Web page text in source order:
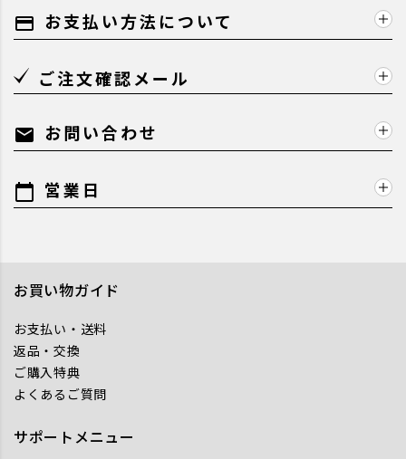
payment お支払い方法について
ご注文確認メール
mail お問い合わせ
calendar_today 営業日
お買い物ガイド
お支払い・送料
返品・交換
ご購入特典
よくあるご質問
サポートメニュー